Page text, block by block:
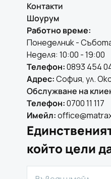
Контакти
Шоурум
Работно време:
Понеделник -
Неделя: 10:00 - 19:00
Телефон:0893 454
Адрес:София, ул.
Обслужване на
Телефон:0700 11 117
Имейл:
който цели